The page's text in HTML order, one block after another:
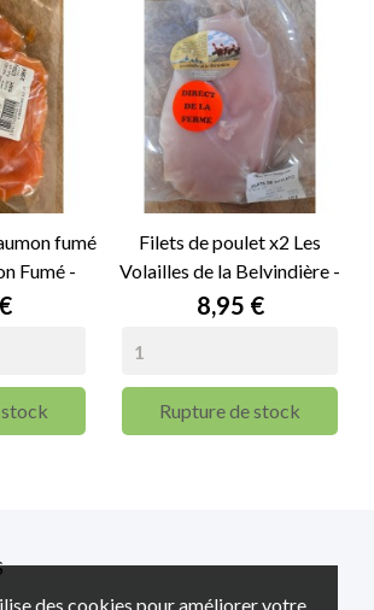
des cookies pour améliorer votre
fumé
Fumé -
Filets de poulet x2 Les
Volailles de la Belvindière -
400g
Prix
8,95 €
Rupture de stock